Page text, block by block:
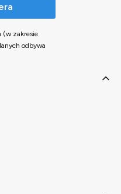
(w zakresie
odbywa